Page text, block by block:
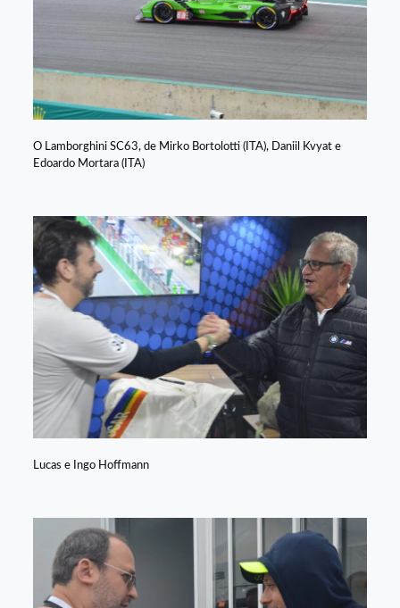
O Lamborghini SC63, de Mirko Bortolotti (ITA), Daniil Kvyat e
Edoardo Mortara (ITA)
Lucas e Ingo Hoffmann